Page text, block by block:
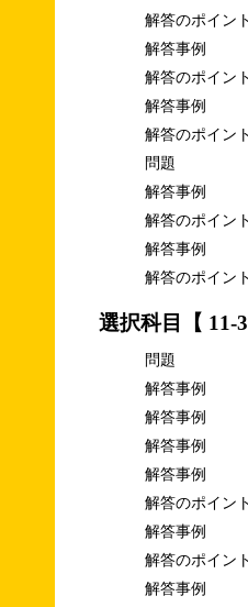
解答のポイント
解答事例
解答のポイント
解答事例
解答のポイント
問題
解答事例
解答のポイント
解答事例
解答のポイント
選択科目【 11-
問題
解答事例
解答事例
解答事例
解答事例
解答のポイント
解答事例
解答のポイント
解答事例